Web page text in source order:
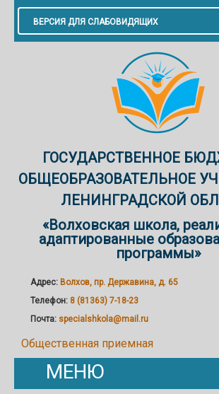
ВЕРСИЯ ДЛЯ СЛАБОВИДЯЩИХ
ГОСУДАРСТВЕННОЕ
ОБЩЕОБРАЗОВАТЕЛЬНОЕ
ЛЕНИНГРАДСКОЙ
«Волховская школа,
адаптированные
программы»
Адрес: Волхов, пр. Державина, д. 65
Телефон: 8 (81363) 7-18-23
Почта: specialshkola@mail.ru
Общественная приемная
МЕНЮ